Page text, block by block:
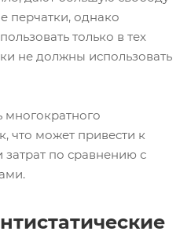
перчатки, однако
только в тех
не должны использовать
многократного
что может привести к
по сравнению с